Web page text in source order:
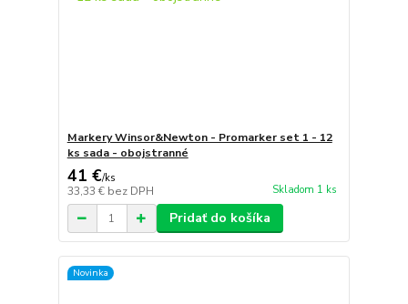
Markery Winsor&Newton - Promarker set 1 - 12
ks sada - obojstranné
41 €/ks
33,33 € bez DPH Skladom 1 ks
Pridať do košíka
Novinka